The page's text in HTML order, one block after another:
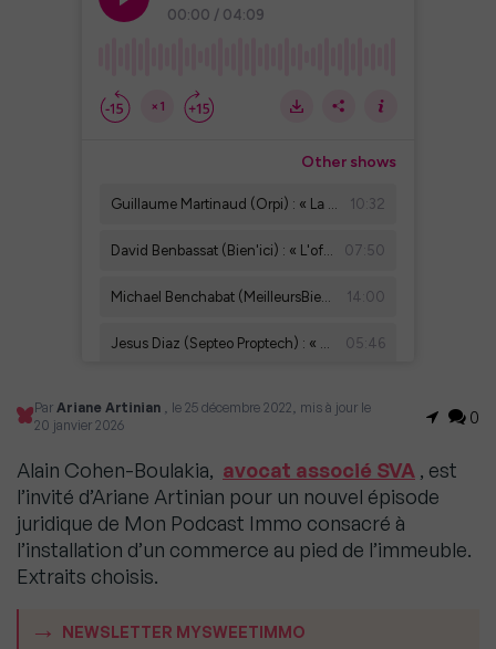
ParAriane Artinian , le 25 décembre 2022, mis à jour le
20 janvier 2026
0
Alain Cohen-Boulakia, avocat associé SVA , est
l’invité d’Ariane Artinian pour un nouvel épisode
juridique de Mon Podcast Immo consacré à
l’installation d’un commerce au pied de l’immeuble.
Extraits choisis.
NEWSLETTER MYSWEETIMMO